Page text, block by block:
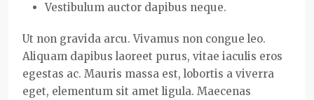
Vestibulum auctor dapibus neque.
Ut non gravida arcu. Vivamus non congue leo.
Aliquam dapibus laoreet purus, vitae iaculis eros
egestas ac. Mauris massa est, lobortis a viverra
eget, elementum sit amet ligula. Maecenas